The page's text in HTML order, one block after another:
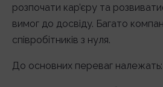
розпочати кар’єру та
вимог до досвіду. Багато
співробітників з нуля.
До основних переваг належать: